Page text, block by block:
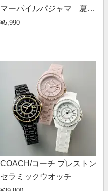
マーパイルパジャマ 夏
用
¥5,990
COACH/コーチ プレストン
セラミックウオッチ